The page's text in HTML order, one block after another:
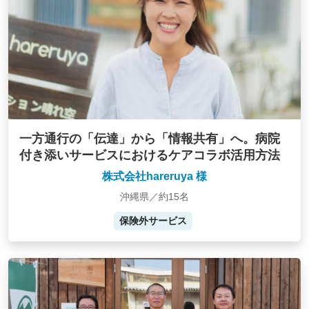
一方通行の「伝達」から「情報共有」へ。病院
付き添いサービスにおけるケアコラボ活用方法
株式会社hareruya 様
沖縄県／約15名
保険外サービス